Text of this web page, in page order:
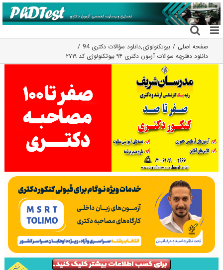
رفتن
به
محتوا
صفحه اصلی بیوتکنولوژی,دانلود سؤالات دکتری 94
دانلود دفترچه سوالات آزمون دکتری ۹۴ بیوتکنولوژی کد ۲۷۱۹